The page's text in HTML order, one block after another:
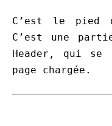
C’est le pied
C’est une
Header, qui
page chargée.